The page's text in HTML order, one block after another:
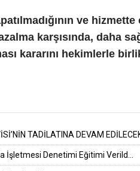
ve
karşısında, daha
kararını hekimlerle
TADİLATINA DEVAM
İşletmesi Denetimi Eğitimi Verild...